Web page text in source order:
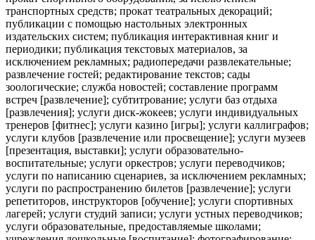
транспортных средств; прокат театральных декораций;
публикации с помощью настольных электронных
издательских систем; публикация интерактивная книг и
периодики; публикация текстовых материалов, за
исключением рекламных; радиопередачи развлекательные;
развлечение гостей; редактирование текстов; сады
зоологические; служба новостей; составление программ
встреч [развлечение]; субтитрование; услуги баз отдыха
[развлечения]; услуги диск-жокеев; услуги индивидуальных
тренеров [фитнес]; услуги казино [игры]; услуги каллиграфов;
услуги клубов [развлечение или просвещение]; услуги музеев
[презентация, выставки]; услуги образовательно-
воспитательные; услуги оркестров; услуги переводчиков;
услуги по написанию сценариев, за исключением рекламных;
услуги по распространению билетов [развлечение]; услуги
репетиторов, инструкторов [обучение]; услуги спортивных
лагерей; услуги студий записи; услуги устных переводчиков;
услуги образовательные, предоставляемые школами;